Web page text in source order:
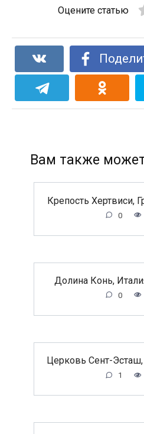
Оцените статью
Вам также
Крепость Хертвиси,
0
Долина Конь,
0
Церковь Сент-
1